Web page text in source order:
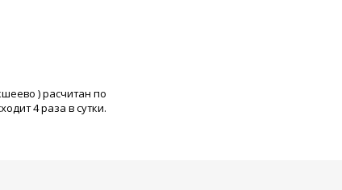
) расчитан по
4 раза в сутки.